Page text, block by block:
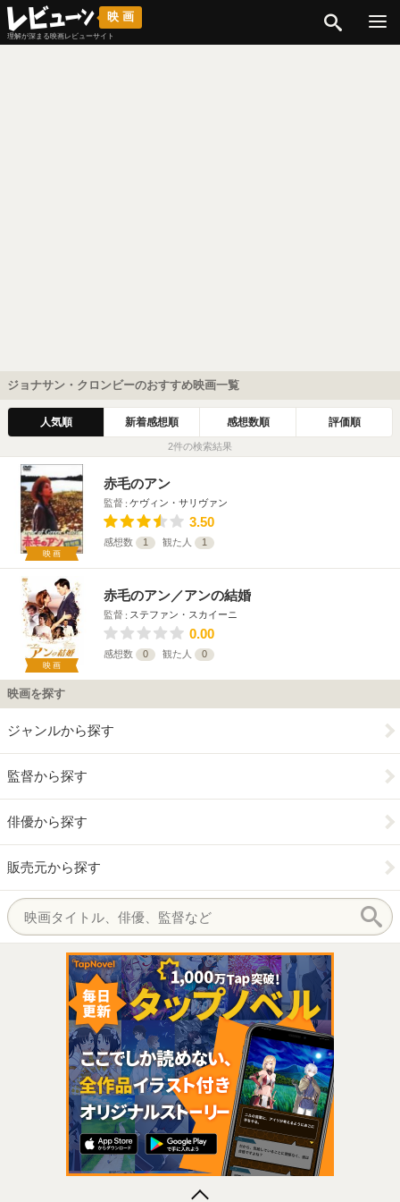
映画
理解が深まる映画レビューサイト
ジョナサン・クロンビーのおすすめ映画一覧
人気順 新着感想順 感想数順 評価順
2件の検索結果
映画
赤毛のアン
監督 ケヴィン・サリヴァン
3.50
感想数 1 観た人 1
映画
赤毛のアン／アンの結婚
監督 ステファン・スカイーニ
0.00
感想数 0 観た人 0
映画を探す
ジャンルから探す
監督から探す
俳優から探す
販売元から探す